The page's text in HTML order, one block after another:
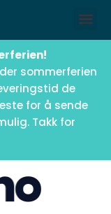
sommerferien
de
for å sende
Takk for